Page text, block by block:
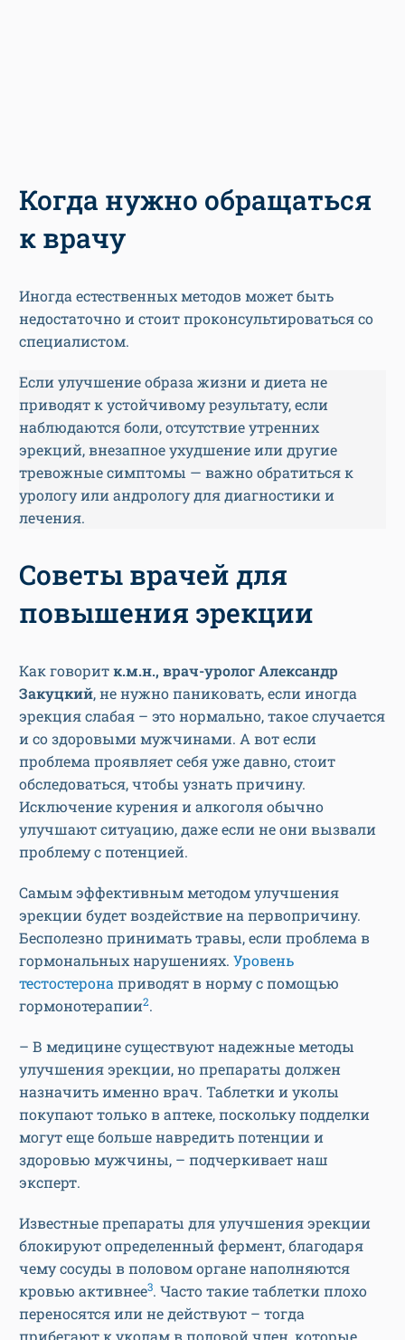
Когда нужно обращаться
к врачу
Иногда естественных методов может быть
недостаточно и стоит проконсультироваться со
специалистом.
Если улучшение образа жизни и диета не
приводят к устойчивому результату, если
наблюдаются боли, отсутствие утренних
эрекций, внезапное ухудшение или другие
тревожные симптомы — важно обратиться к
урологу или андрологу для диагностики и
лечения.
Советы врачей для
повышения эрекции
Как говоритк.м.н., врач-уролог Александр
Закуцкий, не нужно паниковать, если иногда
эрекция слабая – это нормально, такое случается
и со здоровыми мужчинами. А вот если
проблема проявляет себя уже давно, стоит
обследоваться, чтобы узнать причину.
Исключение курения и алкоголя обычно
улучшают ситуацию, даже если не они вызвали
проблему с потенцией.
Самым эффективным методом улучшения
эрекции будет воздействие на первопричину.
Бесполезно принимать травы, если проблема в
гормональных нарушениях. Уровень
тестостерона приводят в норму с помощью
гормонотерапии2.
– В медицине существуют надежные методы
улучшения эрекции, но препараты должен
назначить именно врач. Таблетки и уколы
покупают только в аптеке, поскольку подделки
могут еще больше навредить потенции и
здоровью мужчины, – подчеркивает наш
эксперт.
Известные препараты для улучшения эрекции
блокируют определенный фермент, благодаря
чему сосуды в половом органе наполняются
кровью активнее3. Часто такие таблетки плохо
переносятся или не действуют – тогда
прибегают к уколам в половой член, которые